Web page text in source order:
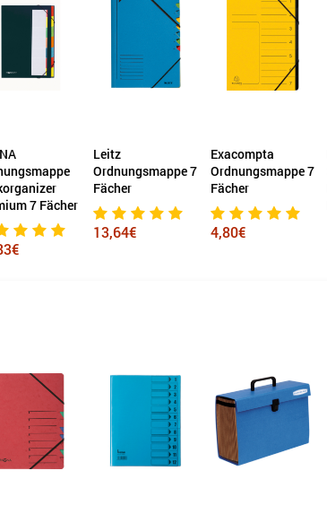
7 Fächer
Leitz
Ordnungsmappe 7
Fächer
13,64€
Exacompta
Ordnungsmappe 7
Fächer
4,80€